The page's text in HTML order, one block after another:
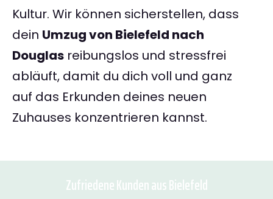
Kultur. Wir können sicherstellen, dass
dein Umzug von Bielefeld nach
Douglas reibungslos und stressfrei
abläuft, damit du dich voll und ganz
auf das Erkunden deines neuen
Zuhauses konzentrieren kannst.
Zufriedene Kunden aus Bielefeld